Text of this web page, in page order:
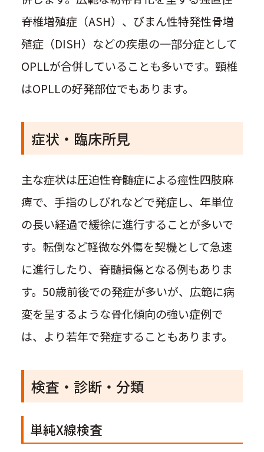
脊椎増殖症（ASH）、びまん性特発性骨増
殖症（DISH）などの疾患の一部分症として
OPLLが合併していることも多いです。頸椎
はOPLLの好発部位でもあります。
症状・臨床所見
主な症状は圧迫性脊髄症による痙性四肢麻
痺で、手指のしびれなどで発症し、年単位
の長い経過で緩徐に進行することが多いで
す。転倒など軽微な外傷を契機として急速
に進行したり、脊髄損傷となる例もありま
す。50歳前後での発症が多いが、広範に病
変を呈するような骨化傾向の強い症例で
は、より若年で発症することもあります。
検査・診断・分類
単純X線検査